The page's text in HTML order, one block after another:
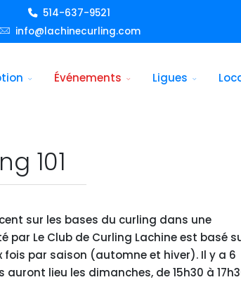
514-637-9521
info@lachinecurling.com
Événements Ligues
101
sur les bases du curling dans une
Le Club de Curling Lachine est basé
par saison (automne et hiver). Il y a 6
lieu les dimanches, de 15h30 à